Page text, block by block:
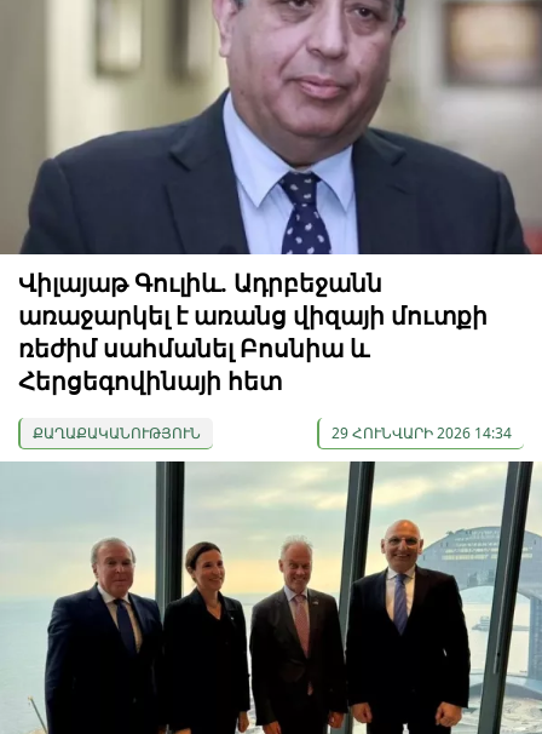
Վիլայաթ Գուլիև. Ադրբեջանն
առաջարկել է առանց վիզայի մուտքի
ռեժիմ սահմանել Բոսնիա և
Հերցեգովինայի հետ
ՔԱՂԱՔԱԿԱՆՈՒԹՅՈՒՆ 29 ՀՈՒՆՎԱՐԻ 2026 14:34